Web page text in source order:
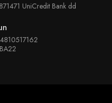
UniCredit Bank dd